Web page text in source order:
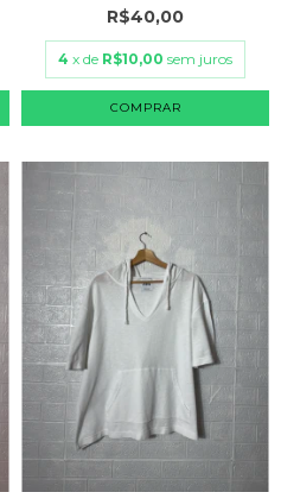
R$40,00
4 x de R$10,00 sem juros
COMPRAR